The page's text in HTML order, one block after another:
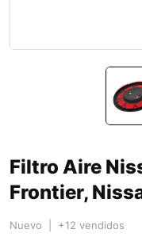
Filtro Aire
Frontier,
Nuevo | +12 vendidos